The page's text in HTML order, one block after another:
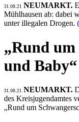
31.08.21 NEUMARKT.
Mühlhausen ab: dabei
unter illegalen Drogen.
„Rund um
und Baby“
31.08.21 NEUMARKT.
des Kreisjugendamtes
„Rund um